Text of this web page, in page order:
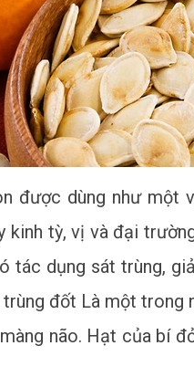
được dùng như một
kinh tỳ, vị và đại
tác dụng sát trùng,
đốt Là một trong
não. Hạt của bí